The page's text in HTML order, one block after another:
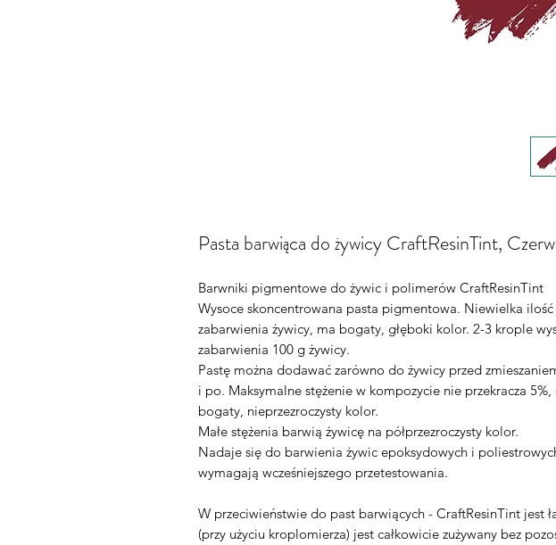
Pasta barwiąca do żywicy CraftResinTint,
Barwniki pigmentowe do żywic i polimerów CraftResinTint
Wysoce skoncentrowana pasta pigmentowa. Niewielka ilość
zabarwienia żywicy, ma bogaty, głęboki kolor. 2-3 krople
zabarwienia 100 g żywicy.
Pastę można dodawać zarówno do żywicy przed
i po. Maksymalne stężenie w kompozycie nie przekracza
bogaty, nieprzezroczysty kolor.
Małe stężenia barwią żywicę na półprzezroczysty kolor.
Nadaje się do barwienia żywic epoksydowych i
wymagają wcześniejszego przetestowania.
W przeciwieństwie do past barwiących - CraftResinTint jest
(przy użyciu kroplomierza) jest całkowicie zużywany bez